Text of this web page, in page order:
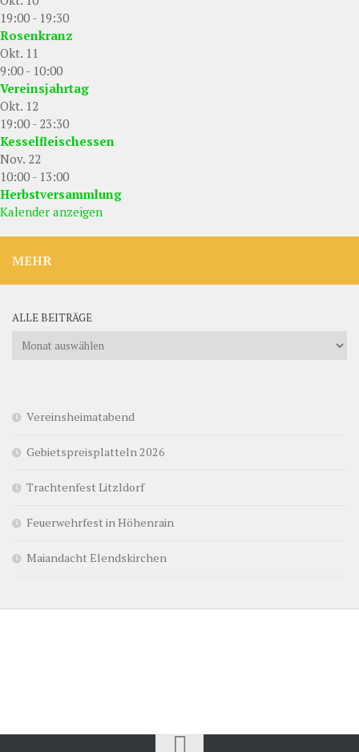
19:00 - 19:30
Rosenkranz
Okt. 11
9:00 - 10:00
Vereinsjahrtag
Okt. 12
19:00 - 23:30
Kesselfleischessen
Nov. 22
10:00 - 13:00
Herbstversammlung
Kalender anzeigen
MEHR
ALLE BEITRÄGE
Alle
Vereinsheimatabend
Gebietspreisplatteln 2026
Trachtenfest Litzldorf
Feuerwehrfest in Höhenrain
Maiandacht Elendskirchen